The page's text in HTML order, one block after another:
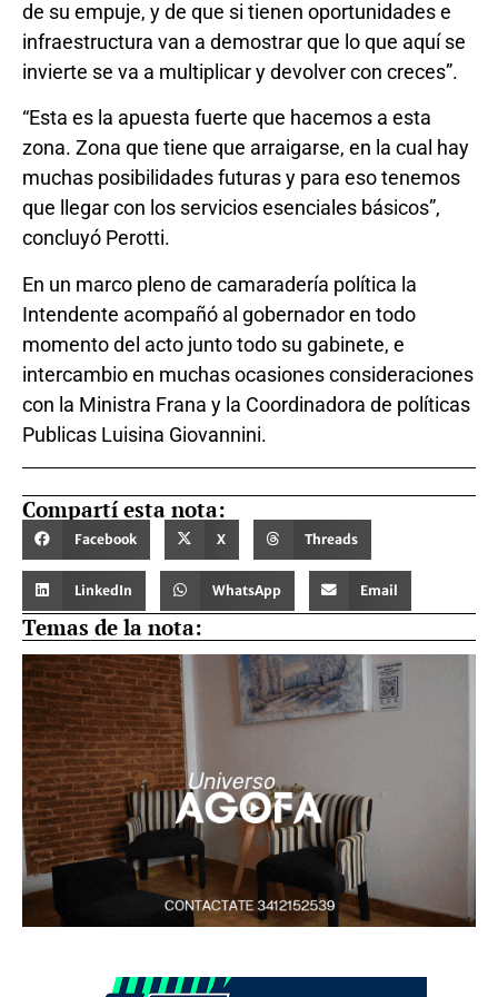
de su empuje, y de que si tienen oportunidades e
infraestructura van a demostrar que lo que aquí se
invierte se va a multiplicar y devolver con creces”.
“Esta es la apuesta fuerte que hacemos a esta
zona. Zona que tiene que arraigarse, en la cual hay
muchas posibilidades futuras y para eso tenemos
que llegar con los servicios esenciales básicos”,
concluyó Perotti.
En un marco pleno de camaradería política la
Intendente acompañó al gobernador en todo
momento del acto junto todo su gabinete, e
intercambio en muchas ocasiones consideraciones
con la Ministra Frana y la Coordinadora de políticas
Publicas Luisina Giovannini.
Compartí esta nota:
Facebook X Threads
LinkedIn WhatsApp Email
Temas de la nota: